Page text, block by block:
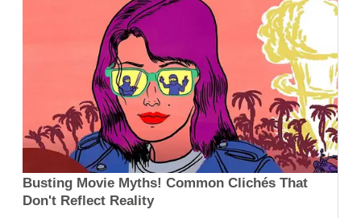
Busting Movie Myths! Common Clichés That
Don't Reflect Reality